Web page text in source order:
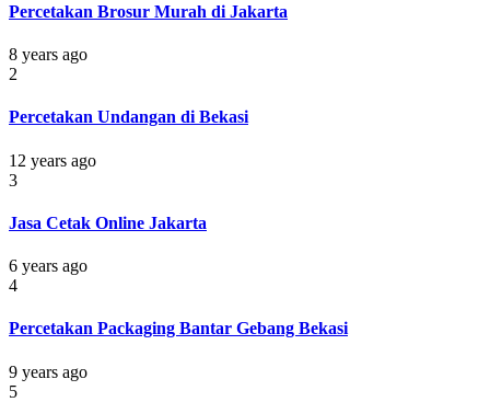
Percetakan Brosur Murah di Jakarta
8 years ago
2
Percetakan Undangan di Bekasi
12 years ago
3
Jasa Cetak Online Jakarta
6 years ago
4
Percetakan Packaging Bantar Gebang Bekasi
9 years ago
5